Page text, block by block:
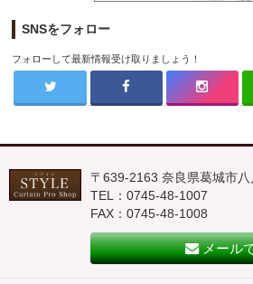
SNSをフォロー
フォローして最新情報受け取りましょう！
〒639-2163 奈良県葛城市
TEL：0745-48-1007
FAX：0745-48-1008
メール